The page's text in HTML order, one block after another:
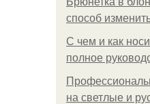
способ
С чем и как
полное
на светлые и